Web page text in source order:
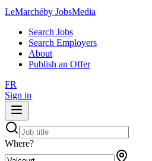
LeMarchéby JobsMedia
Search Jobs
Search Employers
About
Publish an Offer
FR
Sign in
Where?